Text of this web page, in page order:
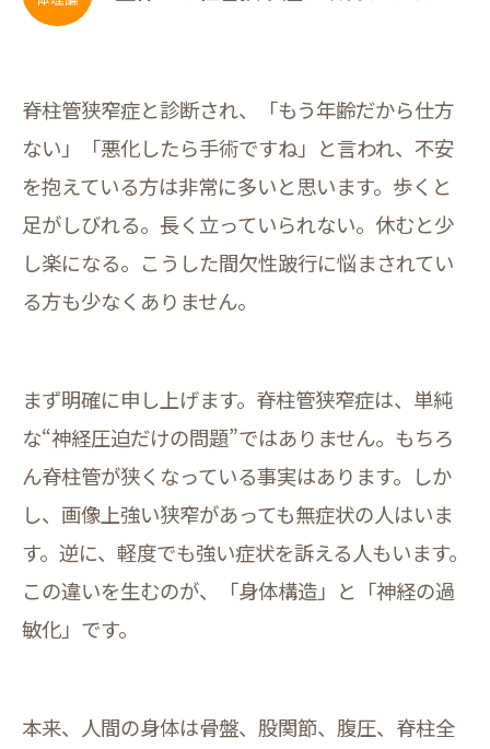
脊柱管狭窄症と診断され、「もう年齢だから仕方
ない」「悪化したら手術ですね」と言われ、不安
を抱えている方は非常に多いと思います。歩くと
足がしびれる。長く立っていられない。休むと少
し楽になる。こうした間欠性跛行に悩まされてい
る方も少なくありません。
まず明確に申し上げます。脊柱管狭窄症は、単純
な“神経圧迫だけの問題”ではありません。もちろ
ん脊柱管が狭くなっている事実はあります。しか
し、画像上強い狭窄があっても無症状の人はいま
す。逆に、軽度でも強い症状を訴える人もいます。
この違いを生むのが、「身体構造」と「神経の過
敏化」です。
本来、人間の身体は骨盤、股関節、腹圧、脊柱全